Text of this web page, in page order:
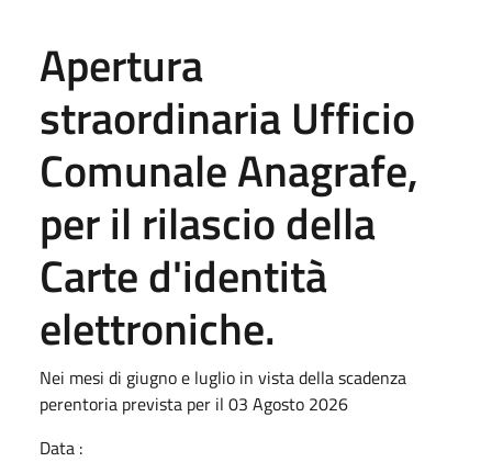
Apertura
straordinaria Ufficio
Comunale Anagrafe,
per il rilascio della
Carte d'identità
elettroniche.
Nei mesi di giugno e luglio in vista della scadenza
perentoria prevista per il 03 Agosto 2026
Data :